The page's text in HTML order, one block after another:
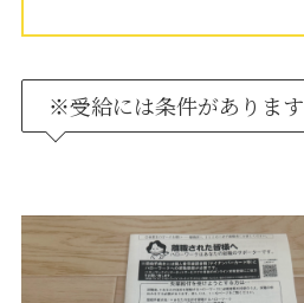
※受給には条件があります